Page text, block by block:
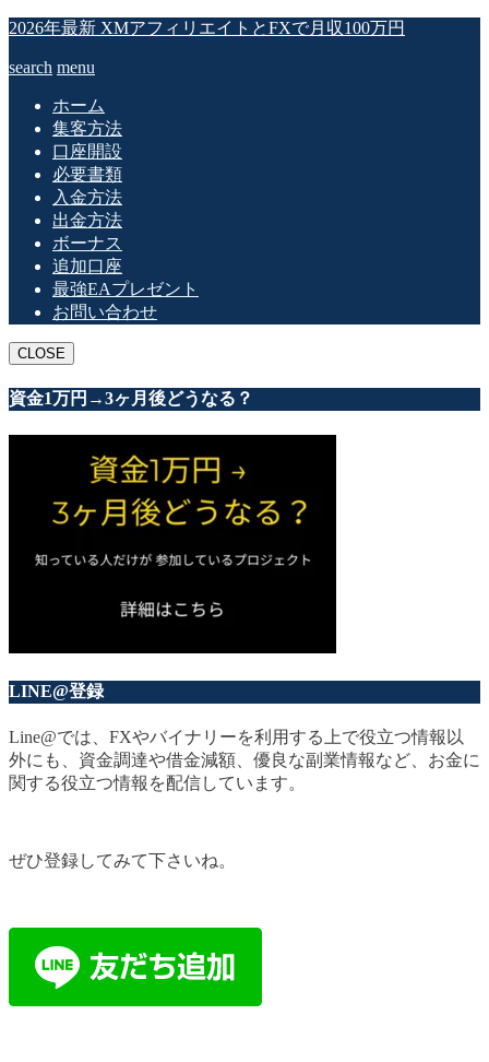
2026年最新 XMアフィリエイトとFXで月収100万円
search menu
ホーム
集客方法
口座開設
必要書類
入金方法
出金方法
ボーナス
追加口座
最強EAプレゼント
お問い合わせ
CLOSE
資金1万円→3ヶ月後どうなる？
LINE@登録
Line@では、FXやバイナリーを利用する上で役立つ情報以
外にも、資金調達や借金減額、優良な副業情報など、お金に
関する役立つ情報を配信しています。
ぜひ登録してみて下さいね。